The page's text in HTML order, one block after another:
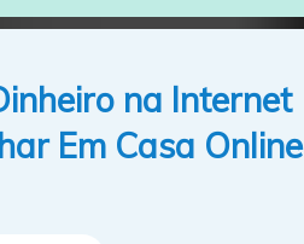
na Internet
Em Casa Online